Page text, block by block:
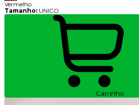
Vermelho
Tamanho: UNICO
Carrinho